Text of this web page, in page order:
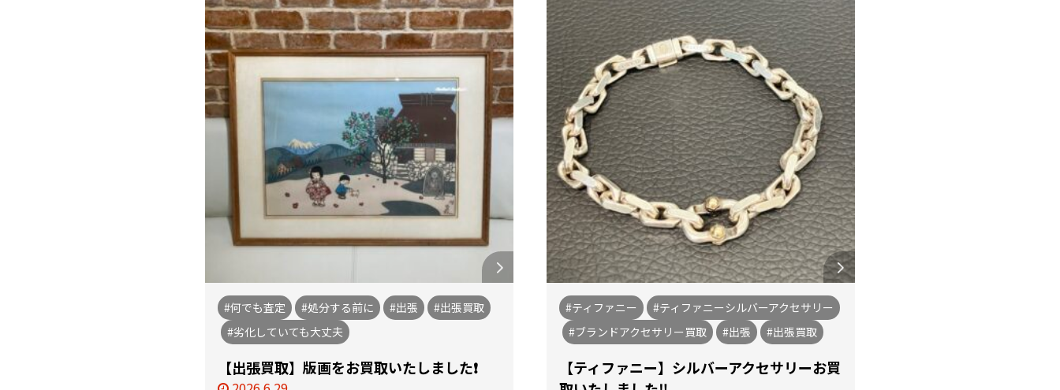
#何でも査定 #処分する前に #出張
#出張買取
#劣化していても大丈夫
【出張買取】版画をお買取いたしました❗️
#ティファニー
#ティファニーシルバーアクセサリー
#ブランドアクセサリー買取
#出張 #出張買取
【ティファニー】シルバーアクセサリーお買